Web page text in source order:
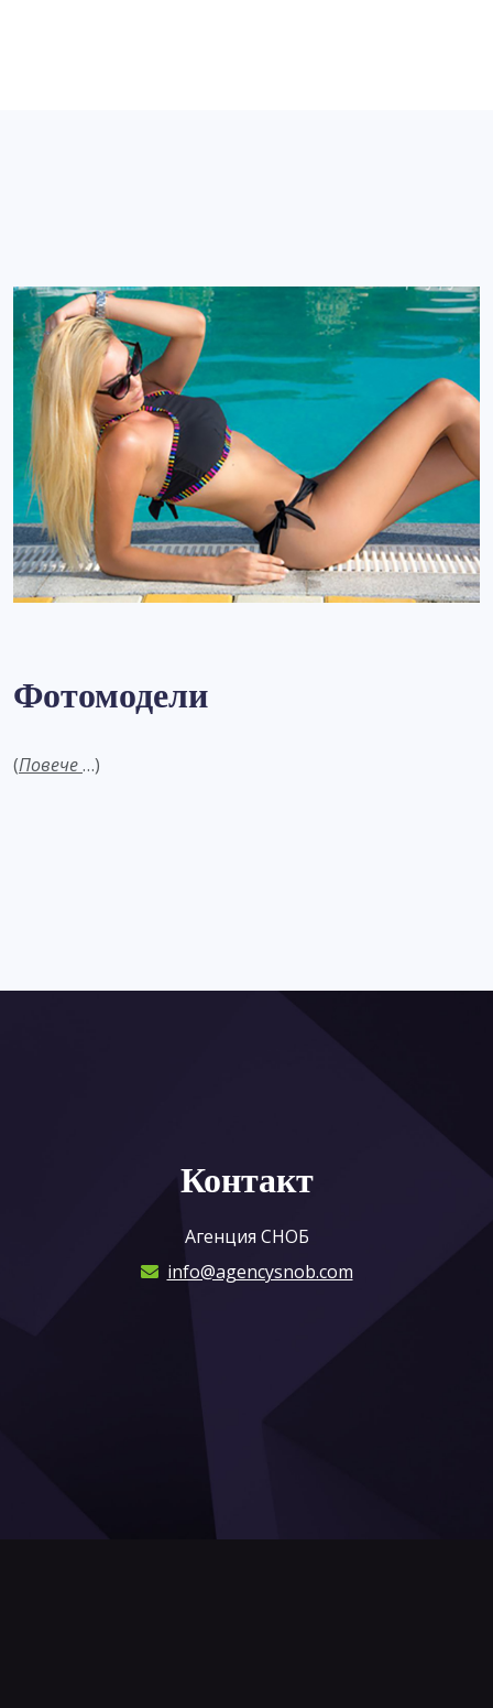
Фотомодели
(Повече…)
Контакт
Агенция СНОБ
info@agencysnob.com